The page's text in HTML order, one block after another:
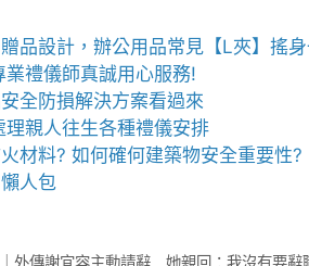
品設計，辦公用品常見【L夾】搖
業禮儀師真誠用心服務!
全防損解決方案看過來
理親人往生各種禮儀安排
材料? 如何確何建築物安全重要性?
懶人包
外傳謝宜容主動請辭 她親回：我沒有要辭